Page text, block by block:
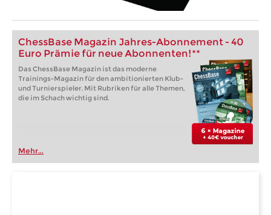
ChessBase Magazin Jahres-Abonnement - 40
Euro Prämie für neue Abonnenten!**
Das ChessBase Magazin ist das moderne
Trainings-Magazin für den ambitionierten Klub-
und Turnierspieler. Mit Rubriken für alle Themen,
die im Schach wichtig sind.
Mehr...